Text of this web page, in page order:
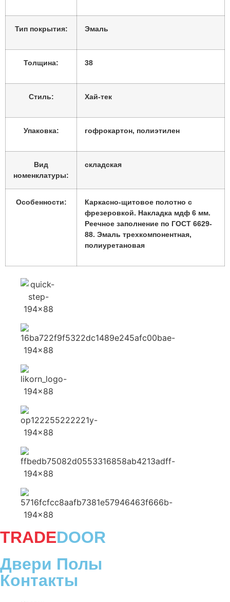
Тип покрытия: Эмаль
Толщина: 38
Стиль: Хай-тек
Упаковка: гофрокартон, полиэтилен
Вид
номенклатуры:
складская
Особенности:
Каркасно-щитовое полотно с
фрезеровкой. Накладка мдф 6 мм.
Реечное заполнение по ГОСТ 6629-
88. Эмаль трехкомпонентная,
полиуретановая
TRADEDOOR
Двери Полы
Контакты